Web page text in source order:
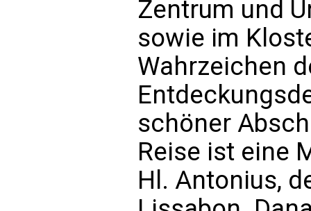
Zentrum und
sowie im
Wahrzeichen
schöner
Reise ist eine
Hl. Antonius,